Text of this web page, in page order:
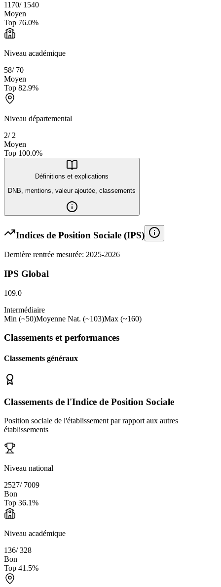
1170/ 1540
Moyen
Top 76.0%
Niveau académique
58/ 70
Moyen
Top 82.9%
Niveau départemental
2/ 2
Moyen
Top 100.0%
Définitions et explications
DNB, mentions, valeur ajoutée, classements
Indices de Position Sociale (IPS)
Dernière rentrée mesurée: 2025-2026
IPS Global
109.0
Intermédiaire
Min (~50)Moyenne Nat. (~103)Max (~160)
Classements et performances
Classements généraux
Classements de l'Indice de Position Sociale
Position sociale de l'établissement par rapport aux autres
établissements
Niveau national
2527/ 7009
Bon
Top 36.1%
Niveau académique
136/328
Bon
Top 41.5%